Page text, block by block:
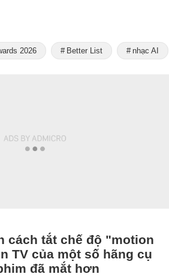
2026 Better List nhạc AI
cách tắt chế độ "motion
TV của một số hãng cụ
đã mắt hơn